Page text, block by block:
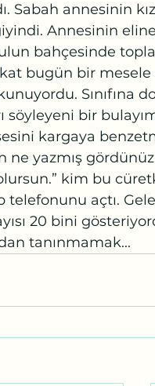
annesinin
giyindi. Annesinin
bahçesinde
bugün bir
Sınıfına
söyleyeni bir
kargaya
ne yazmış
kim bu
telefonunu açtı.
20 bini
tanınmamak...